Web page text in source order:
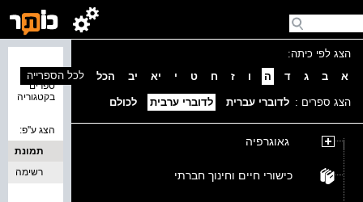
הצג לפי כיתה:
א
ב ג ד ה ו ז ח ט י יא יב הכל
הצג ספרים : לדוברי עברית לדוברי ערבית לכולם
גאוגרפיה
כישורי חיים וחינוך חברתי
ספרים
בקטגוריה
לכל הספרייה
הצג ע''פ:
תמונת
כריכה
רשימה